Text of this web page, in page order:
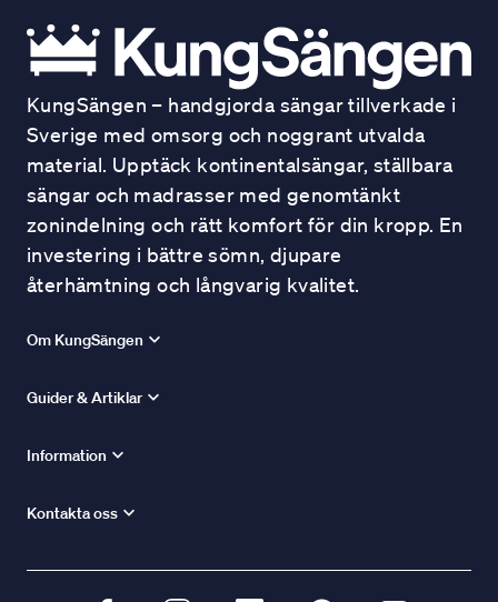
KungSängen – handgjorda sängar tillverkade i
Sverige med omsorg och noggrant utvalda
material. Upptäck kontinentalsängar, ställbara
sängar och madrasser med genomtänkt
zonindelning och rätt komfort för din kropp. En
investering i bättre sömn, djupare
återhämtning och långvarig kvalitet.
Om KungSängen
Guider & Artiklar
Information
Kontakta oss